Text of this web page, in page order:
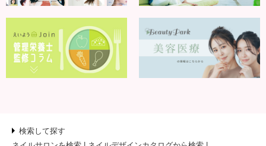
検索して探す